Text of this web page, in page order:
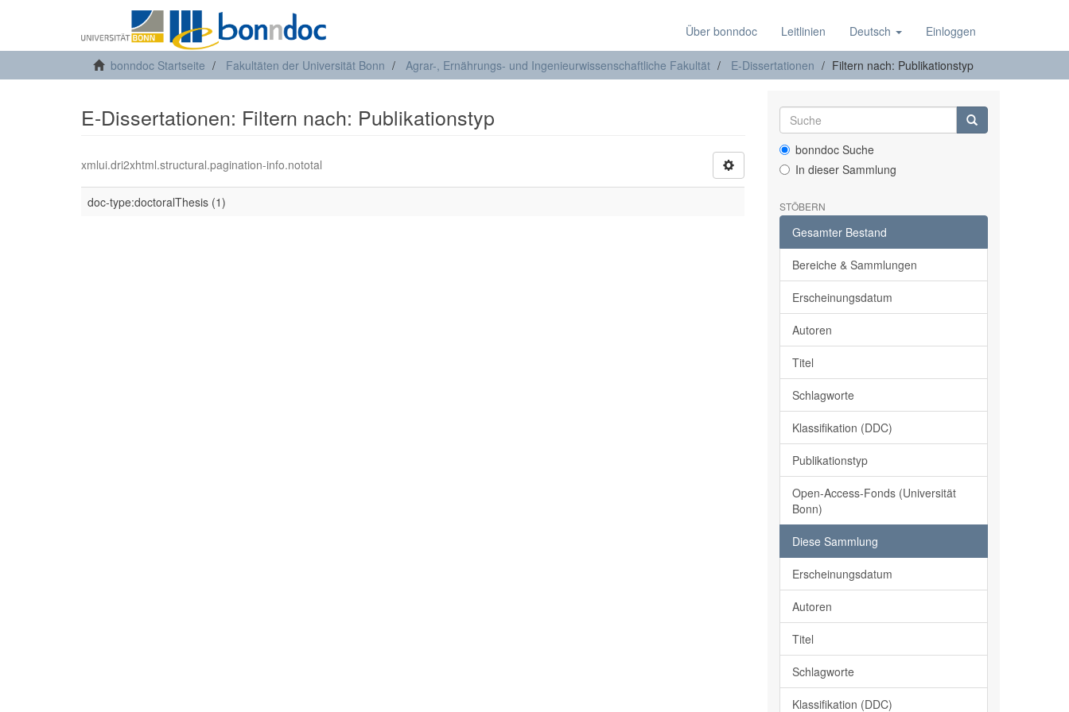
Über bonndoc Leitlinien Deutsch Einloggen
bonndoc Startseite Fakultäten der Universität Bonn Agrar-, Ernährungs- und Ingenieurwissenschaftliche Fakultät E-Dissertationen Filtern nach: Publikationstyp
E-Dissertationen: Filtern nach: Publikationstyp
xmlui.dri2xhtml.structural.pagination-info.nototal
doc-type:doctoralThesis (1)
bonndoc Suche
In dieser Sammlung
STÖBERN
Gesamter Bestand
Bereiche & Sammlungen
Erscheinungsdatum
Autoren
Titel
Schlagworte
Klassifikation (DDC)
Publikationstyp
Open-Access-Fonds (Universität
Bonn)
Diese Sammlung
Erscheinungsdatum
Autoren
Titel
Schlagworte
Klassifikation (DDC)